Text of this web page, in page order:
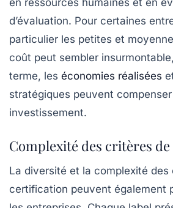
en ressources humaines et en
d’évaluation. Pour certaines
particulier les petites et
coût peut sembler
terme, les économies réalisées
stratégiques peuvent
investissement.
Complexité des critères
La diversité et la complexité des
certification peuvent également